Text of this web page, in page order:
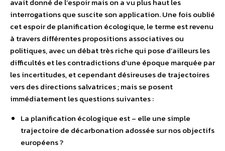
interrogations que suscite son application. Une fois oublié
cet espoir de planification écologique, le terme est revenu
à travers différentes propositions associatives ou
politiques, avec un débat très riche qui pose d’ailleurs les
difficultés et les contradictions d’une époque marquée par
les incertitudes, et cependant désireuses de trajectoires
vers des directions salvatrices ; mais se posent
immédiatement les questions suivantes :
La planification écologique est – elle une simple
trajectoire de décarbonation adossée sur nos objectifs
européens ?